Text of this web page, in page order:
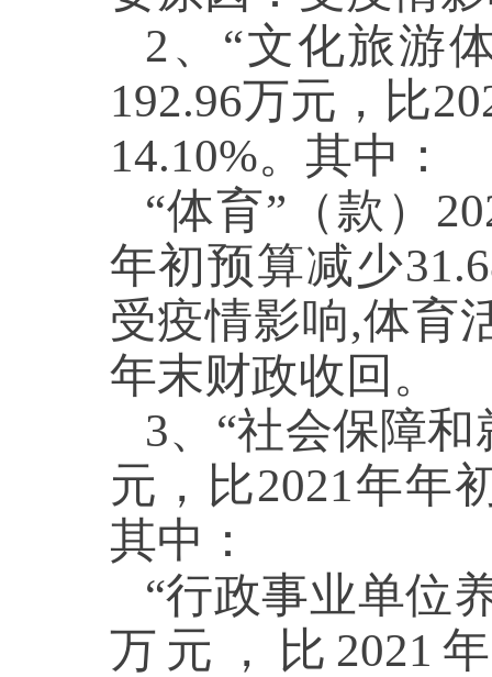
2、“文化旅游
192.96万元，比
14.10%。其中：
“体育”（款）
年初预算减少
受疫情影响,体育
年末财政收回。
3、“社会保障和
元，比2021年年
其中：
“行政事业单位
万元，比2021